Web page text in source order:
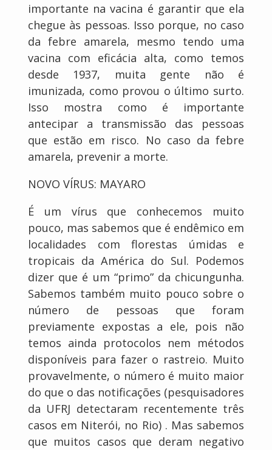
importante na vacina é garantir que ela
chegue às pessoas. Isso porque, no caso
da febre amarela, mesmo tendo uma
vacina com eficácia alta, como temos
desde 1937, muita gente não é
imunizada, como provou o último surto.
Isso mostra como é importante
antecipar a transmissão das pessoas
que estão em risco. No caso da febre
amarela, prevenir a morte.
NOVO VÍRUS: MAYARO
É um vírus que conhecemos muito
pouco, mas sabemos que é endêmico em
localidades com florestas úmidas e
tropicais da América do Sul. Podemos
dizer que é um “primo” da chicungunha.
Sabemos também muito pouco sobre o
número de pessoas que foram
previamente expostas a ele, pois não
temos ainda protocolos nem métodos
disponíveis para fazer o rastreio. Muito
provavelmente, o número é muito maior
do que o das notificações (pesquisadores
da UFRJ detectaram recentemente três
casos em Niterói, no Rio) . Mas sabemos
que muitos casos que deram negativo